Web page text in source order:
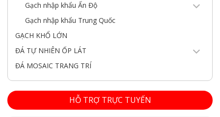
Gạch nhập khẩu Ấn Độ
Gạch nhập khẩu Trung Quốc
GẠCH KHỔ LỚN
ĐÁ TỰ NHIÊN ỐP LÁT
ĐÁ MOSAIC TRANG TRÍ
HỖ TRỢ TRỰC TUYẾN